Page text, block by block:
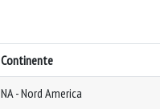
Continente
NA - Nord America